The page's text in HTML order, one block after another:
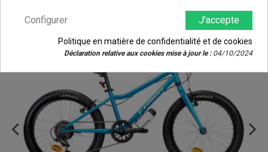
J'accepte
Configurer
Politique en matière de confidentialité et de cookies
Déclaration relative aux cookies mise à jour le :04/10/2024